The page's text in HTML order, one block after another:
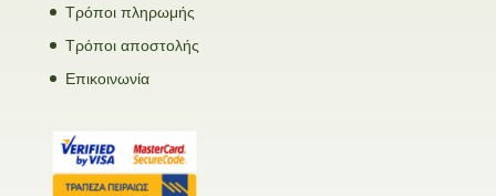
Τρόποι πληρωμής
Τρόποι αποστολής
Επικοινωνία